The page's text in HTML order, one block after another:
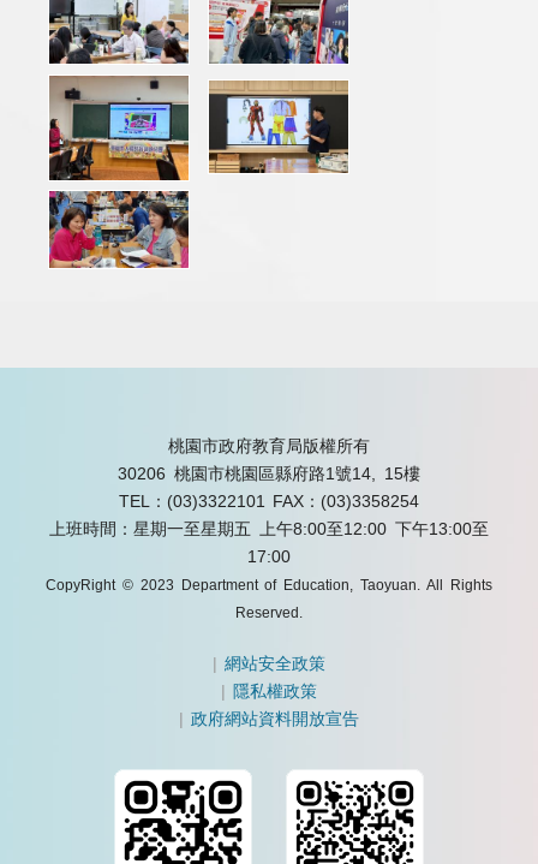
桃園市政府教育局版權所有
30206 桃園市桃園區縣府路1號14, 15樓
TEL：(03)3322101
FAX：(03)3358254
上班時間：星期一至星期五 上午8:00至12:00 下午13:00至
17:00
CopyRight © 2023 Department of Education, Taoyuan. All Rights
Reserved.
|網站安全政策
| 隱私權政策
|政府網站資料開放宣告